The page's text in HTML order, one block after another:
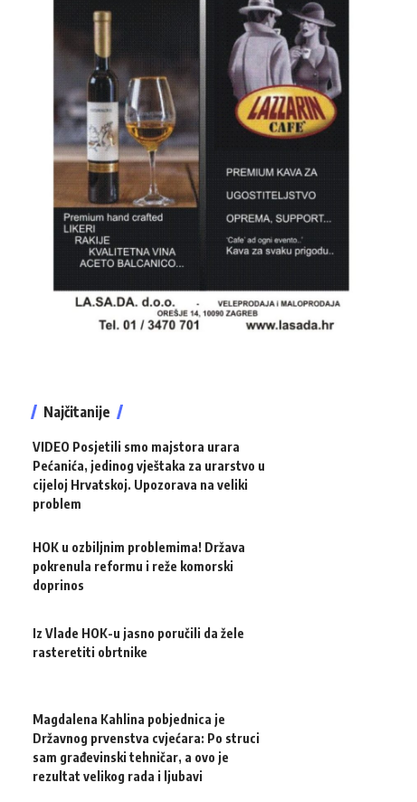
Najčitanije
VIDEO Posjetili smo majstora urara
Pećanića, jedinog vještaka za urarstvo u
cijeloj Hrvatskoj. Upozorava na veliki
problem
HOK u ozbiljnim problemima! Država
pokrenula reformu i reže komorski
doprinos
Iz Vlade HOK-u jasno poručili da žele
rasteretiti obrtnike
Magdalena Kahlina pobjednica je
Državnog prvenstva cvjećara: Po struci
sam građevinski tehničar, a ovo je
rezultat velikog rada i ljubavi